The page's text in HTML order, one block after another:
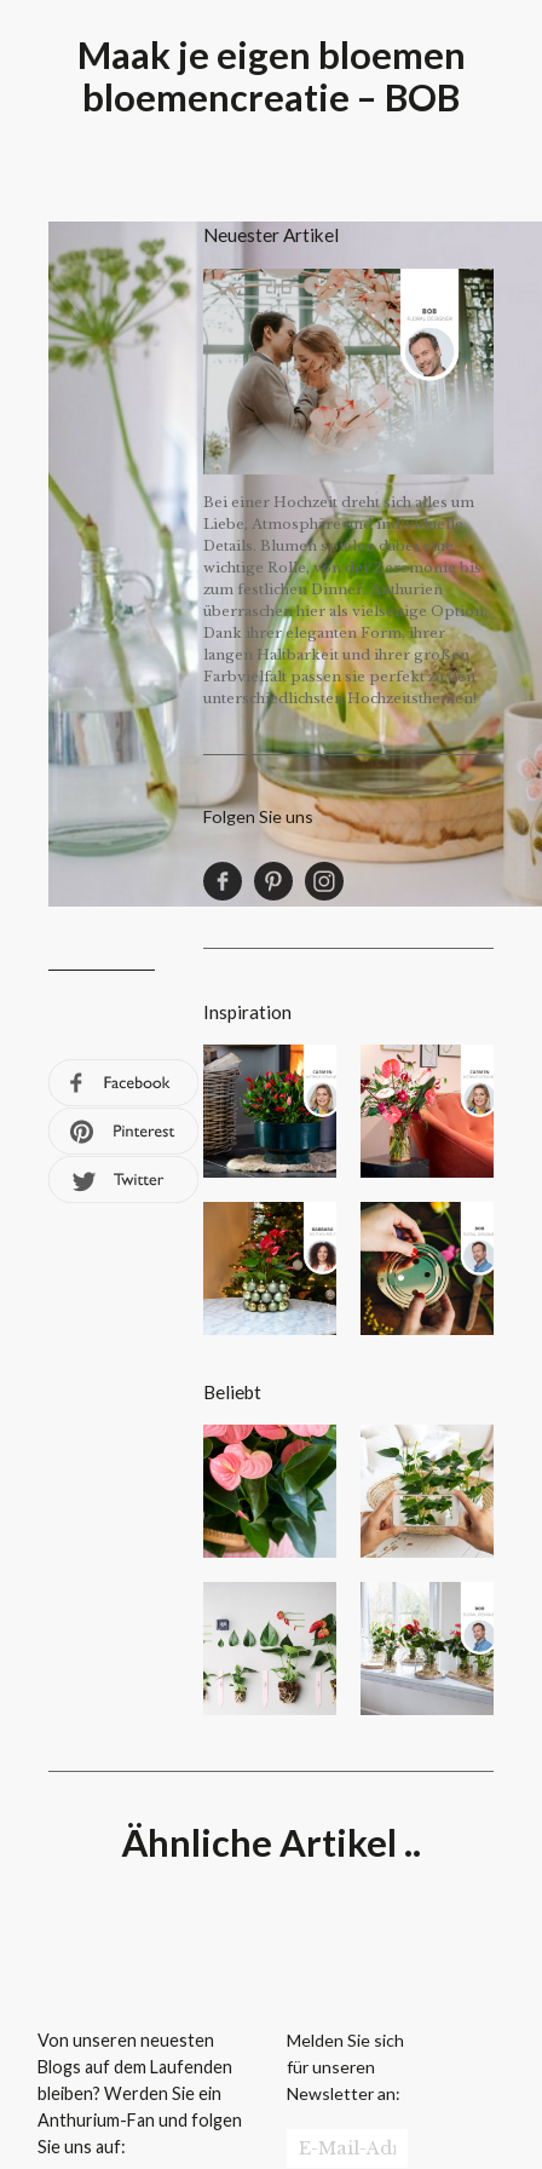
Maak je eigen bloemen
bloemencreatie – BOB
Neuester Artikel
Bei einer Hochzeit dreht sich alles um
Liebe, Atmosphäre und individuelle
Details. Blumen spielen dabei eine
wichtige Rolle, von der Zeremonie bis
zum festlichen Dinner. Anthurien
überraschen hier als vielseitige Option.
Dank ihrer eleganten Form, ihrer
langen Haltbarkeit und ihrer großen
Farbvielfalt passen sie perfekt zu den
unterschiedlichsten Hochzeitsthemen!
Folgen Sie uns
Inspiration
Beliebt
Ähnliche Artikel ..
Von unseren neuesten
Blogs auf dem Laufenden
bleiben? Werden Sie ein
Anthurium-Fan und folgen
Sie uns auf:
Melden Sie sich
für unseren
Newsletter an: